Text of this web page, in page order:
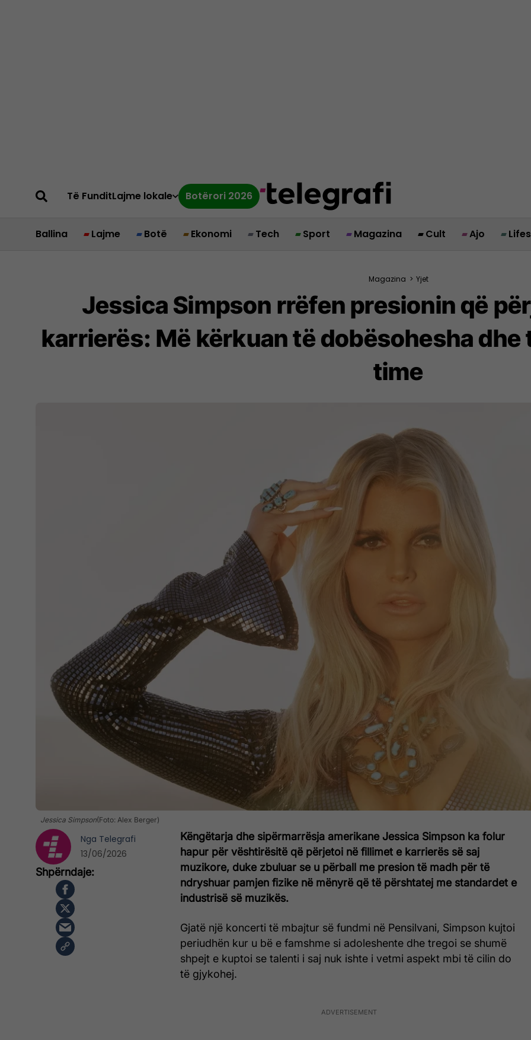
Të FunditLajme lokale Botërori 2026
Ballina Lajme Botë Ekonomi Tech Sport Magazina Cult Ajo
Magazina > Yjet
Jessica Simpson rrëfen presionin që
karrierës: Më kërkuan të dobësohesha
time
Jessica Simpson(Foto: Alex Berger)
Këngëtarja dhe sipërmarrësja amerikane Jessica Simpson ka folur
hapur për vështirësitë që përjetoi në fillimet e karrierës së saj
muzikore, duke zbuluar se u përball me presion të madh për të
ndryshuar pamjen fizike në mënyrë që të përshtatej me standardet e
industrisë së muzikës.
Gjatë një koncerti të mbajtur së fundmi në Pensilvani, Simpson kujtoi
periudhën kur u bë e famshme si adoleshente dhe tregoi se shumë
shpejt e kuptoi se talenti i saj nuk ishte i vetmi aspekt mbi të cilin do
të gjykohej.
Nga Telegrafi
13/06/2026